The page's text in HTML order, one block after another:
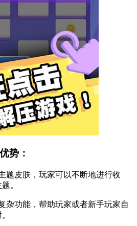
势：
皮肤，玩家可以不断地进行收
。
功能，帮助玩家或者新手玩家自